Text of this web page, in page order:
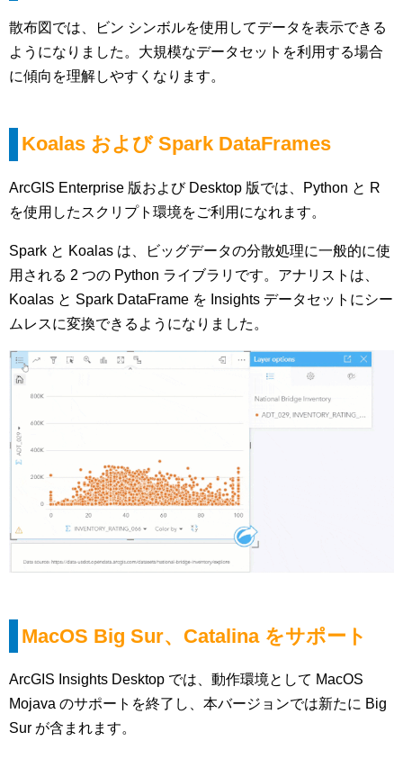
散布図では、ビン シンボルを使用してデータを表示できる
ようになりました。大規模なデータセットを利用する場合
に傾向を理解しやすくなります。
Koalas および Spark DataFrames
ArcGIS Enterprise 版および Desktop 版では、Python と R
を使用したスクリプト環境をご利用になれます。
Spark と Koalas は、ビッグデータの分散処理に一般的に使
用される 2 つの Python ライブラリです。アナリストは、
Koalas と Spark DataFrame を Insights データセットにシー
ムレスに変換できるようになりました。
MacOS Big Sur、Catalina をサポート
ArcGIS Insights Desktop では、動作環境として MacOS
Mojava のサポートを終了し、本バージョンでは新たに Big
Sur が含まれます。